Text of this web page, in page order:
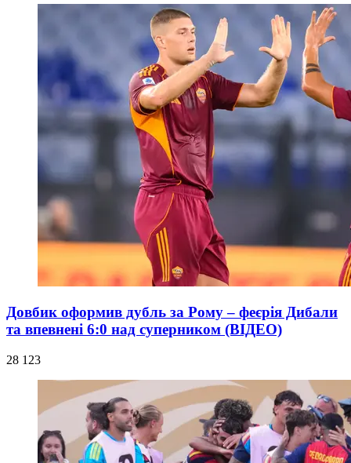
Довбик оформив дубль за Рому – феєрія Дибали
та впевнені 6:0 над суперником (ВІДЕО)
28 123